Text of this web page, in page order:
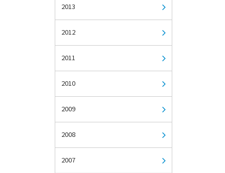
2013
2012
2011
2010
2009
2008
2007